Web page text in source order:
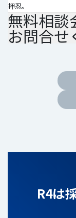
押忍。
無料相談
お問合せ
R4は